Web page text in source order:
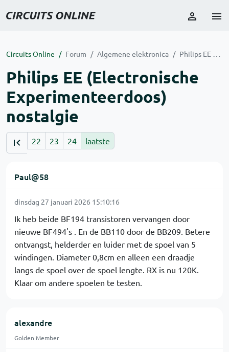
Circuits Online Forum Algemene elektronica Philips EE (Electronische Experimenteerdoos) nostalgie
Philips EE (Electronische
Experimenteerdoos)
nostalgie
22 23 24 laatste
Paul@58
dinsdag 27 januari 2026 15:10:16
Ik heb beide BF194 transistoren vervangen door
nieuwe BF494's . En de BB110 door de BB209. Betere
ontvangst, helderder en luider met de spoel van 5
windingen. Diameter 0,8cm en alleen een draadje
langs de spoel over de spoel lengte. RX is nu 120K.
Klaar om andere spoelen te testen.
alexandre
Golden Member